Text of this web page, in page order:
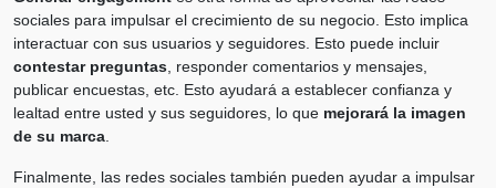
sociales para impulsar el crecimiento de su negocio. Esto implica
interactuar con sus usuarios y seguidores. Esto puede incluir
contestar preguntas, responder comentarios y mensajes,
publicar encuestas, etc. Esto ayudará a establecer confianza y
lealtad entre usted y sus seguidores, lo que mejorará la imagen
de su marca.
Finalmente, las redes sociales también pueden ayudar a impulsar